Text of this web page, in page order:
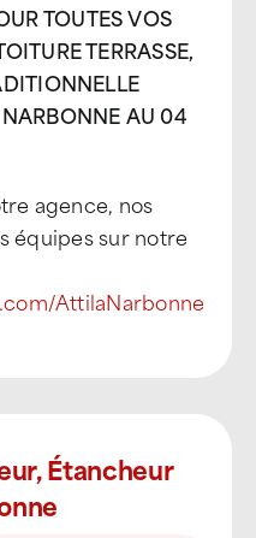
TOUTES VOS
TERRASSE,
AU 04
agence, nos
équipes sur notre
AttilaNarbonne
Étancheur